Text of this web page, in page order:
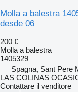
Molla a balestra
desde 06
200 €
Molla a balestra
1405329
Spagna, Sant Pere
LAS COLINAS
Contattare il venditore